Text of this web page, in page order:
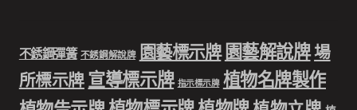
不銹鋼彈簧 不銹鋼解說牌 園藝標示牌 園藝解說牌場
所標示牌 宣導標示牌 指示標示牌 植物名牌製作